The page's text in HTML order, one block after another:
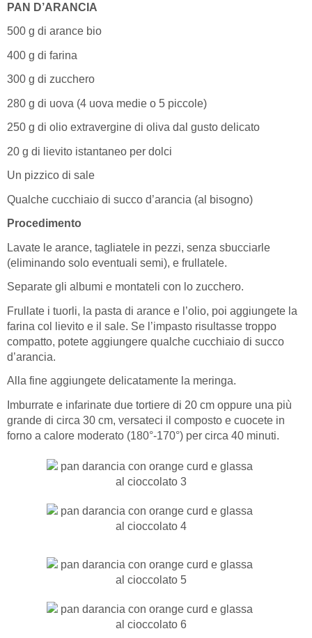
PAN D’ARANCIA
500 g di arance bio
400 g di farina
300 g di zucchero
280 g di uova (4 uova medie o 5 piccole)
250 g di olio extravergine di oliva dal gusto delicato
20 g di lievito istantaneo per dolci
Un pizzico di sale
Qualche cucchiaio di succo d’arancia (al bisogno)
Procedimento
Lavate le arance, tagliatele in pezzi, senza sbucciarle
(eliminando solo eventuali semi), e frullatele.
Separate gli albumi e montateli con lo zucchero.
Frullate i tuorli, la pasta di arance e l’olio, poi aggiungete la
farina col lievito e il sale. Se l’impasto risultasse troppo
compatto, potete aggiungere qualche cucchiaio di succo
d’arancia.
Alla fine aggiungete delicatamente la meringa.
Imburrate e infarinate due tortiere di 20 cm oppure una più
grande di circa 30 cm, versateci il composto e cuocete in
forno a calore moderato (180°-170°) per circa 40 minuti.